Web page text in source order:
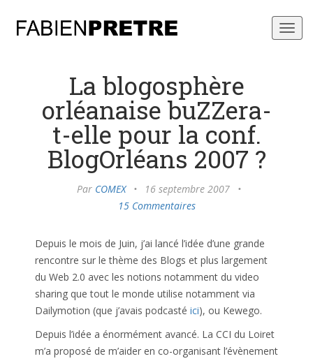
La blogosphère
orléanaise buZZera-
t-elle pour la conf.
BlogOrléans 2007 ?
Par COMEX • 16 septembre 2007
•
15 Commentaires
Depuis le mois de Juin, j’ai lancé l’idée d’une grande
rencontre sur le thème des Blogs et plus largement
du Web 2.0 avec les notions notamment du video
sharing que tout le monde utilise notamment via
Dailymotion (que j’avais podcasté ici), ou Kewego.
Depuis l’idée a énormément avancé. La CCI du Loiret
m’a proposé de m’aider en co-organisant l’évènement